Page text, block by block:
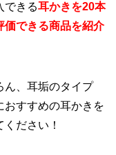
できる耳かきを20本
価できる商品を紹介
ん、耳垢のタイプ
おすすめの耳かきを
ださい！